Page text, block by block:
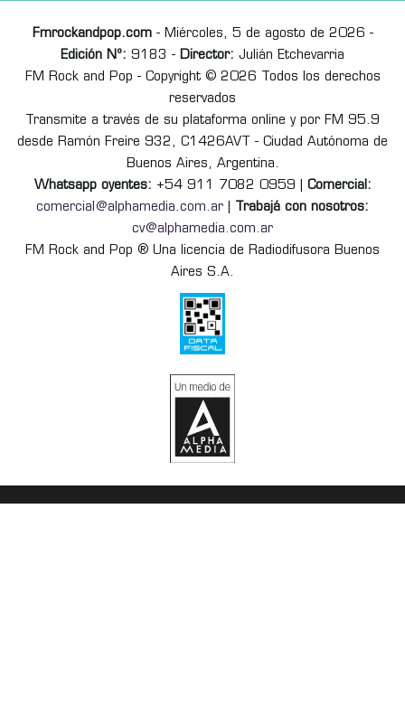
Fmrockandpop.com- Miércoles, 5 de agosto de 2026 -
Edición Nº: 9183 - Director: Julián Etchevarria
FM Rock and Pop - Copyright © 2026 Todos los derechos
reservados
Transmite a través de su plataforma online y por FM 95.9
desde Ramón Freire 932, C1426AVT - Ciudad Autónoma de
Buenos Aires, Argentina.
Whatsapp oyentes: +54 911 7082 0959 | Comercial:
comercial@alphamedia.com.ar
Trabajá con nosotros:
cv@alphamedia.com.ar
FM Rock and Pop ® Una licencia de Radiodifusora Buenos
Aires S.A.